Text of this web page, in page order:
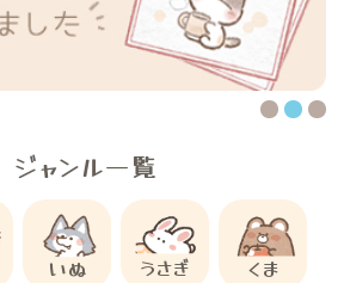
ャンル一覧
いぬ うさぎ くま